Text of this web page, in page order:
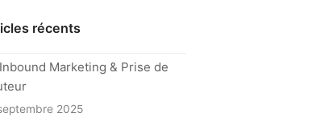
récents
Inbound Marketing & Prise de
2025